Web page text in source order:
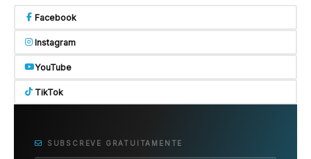
Facebook
Instagram
YouTube
TikTok
SUBSCREVE GRATUITAMENTE